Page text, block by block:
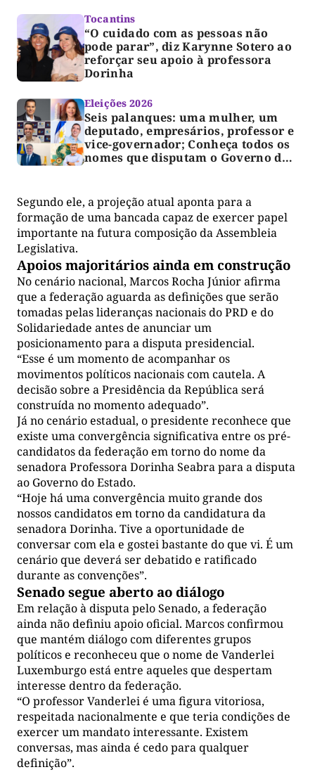
Tocantins
“O cuidado com as pessoas não
pode parar”, diz Karynne Sotero ao
reforçar seu apoio à professora
Dorinha
Eleições 2026
Seis palanques: uma mulher, um
deputado, empresários, professor e
vice-governador; Conheça todos os
nomes que disputam o Governo do
Segundo ele, a projeção atual aponta para a
formação de uma bancada capaz de exercer papel
importante na futura composição da Assembleia
Legislativa.
Apoios majoritários ainda em construção
No cenário nacional, Marcos Rocha Júnior afirma
que a federação aguarda as definições que serão
tomadas pelas lideranças nacionais do PRD e do
Solidariedade antes de anunciar um
posicionamento para a disputa presidencial.
“Esse é um momento de acompanhar os
movimentos políticos nacionais com cautela. A
decisão sobre a Presidência da República será
construída no momento adequado”.
Já no cenário estadual, o presidente reconhece que
existe uma convergência significativa entre os pré-
candidatos da federação em torno do nome da
senadora Professora Dorinha Seabra para a disputa
ao Governo do Estado.
“Hoje há uma convergência muito grande dos
nossos candidatos em torno da candidatura da
senadora Dorinha. Tive a oportunidade de
conversar com ela e gostei bastante do que vi. É um
cenário que deverá ser debatido e ratificado
durante as convenções”.
Senado segue aberto ao diálogo
Em relação à disputa pelo Senado, a federação
ainda não definiu apoio oficial. Marcos confirmou
que mantém diálogo com diferentes grupos
políticos e reconheceu que o nome de Vanderlei
Luxemburgo está entre aqueles que despertam
interesse dentro da federação.
“O professor Vanderlei é uma figura vitoriosa,
respeitada nacionalmente e que teria condições de
exercer um mandato interessante. Existem
conversas, mas ainda é cedo para qualquer
definição”.